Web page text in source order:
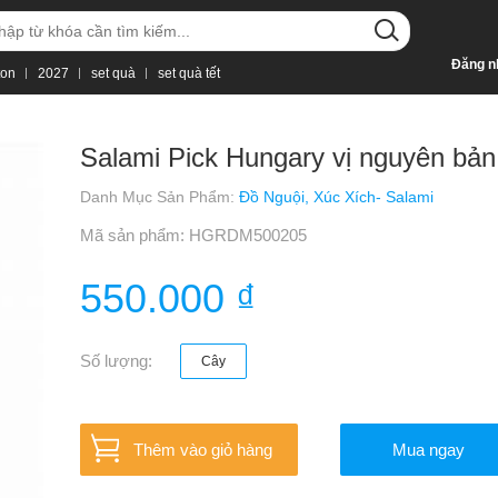
2027 set quà set quà tết
Đăng
Salami Pick Hungary vị nguyên
Danh Mục Sản Phẩm: Đồ Nguội, Xúc Xích- Salami
Mã sản phẩm: HGRDM500205
550.000 ₫
Số lượng: Cây
Thêm vào giỏ hàng Mua ngay